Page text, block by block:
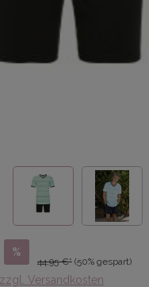
%
44,95 €* (50% gespart)
Versandkosten